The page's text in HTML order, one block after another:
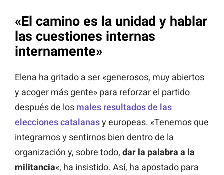
«El camino es la unidad y hablar
las cuestiones internas
internamente»
Elena ha gritado a ser «generosos, muy abiertos
y acoger más gente» para reforzar el partido
después de los males resultados de las
elecciones catalanasy europeas. «Tenemos que
integrarnos y sentirnos bien dentro de la
organización y, sobre todo, dar la palabra a la
militancia«, ha insistido. Así, ha apostado para